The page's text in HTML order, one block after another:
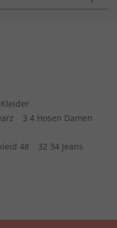
3 4 Hosen Damen
48
32 34 Jeans